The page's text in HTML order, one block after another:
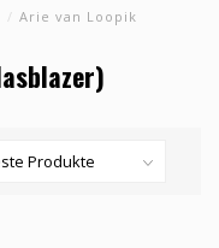
/ Arie van Loopik